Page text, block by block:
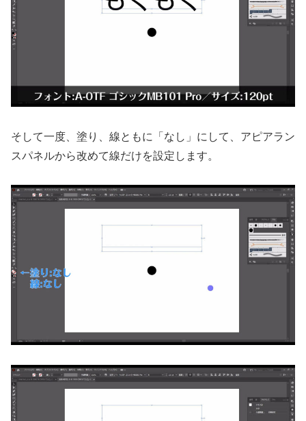
そして一度、塗り、線ともに「なし」にして、アピアラン
スパネルから改めて線だけを設定します。